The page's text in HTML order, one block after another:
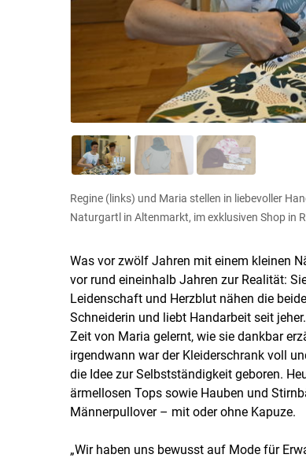
Regine (links) und Maria stellen in liebevoller
Naturgartl in Altenmarkt, im exklusiven Shop in
Was vor zwölf Jahren mit einem kleinen
vor rund eineinhalb Jahren zur Realität:
Leidenschaft und Herzblut nähen die
Schneiderin und liebt Handarbeit seit
Zeit von Maria gelernt, wie sie dankbar
irgendwann war der Kleiderschrank voll
die Idee zur Selbstständigkeit geboren.
ärmellosen Tops sowie Hauben und
Männerpullover – mit oder ohne Kapuze.
„Wir haben uns bewusst auf Mode für